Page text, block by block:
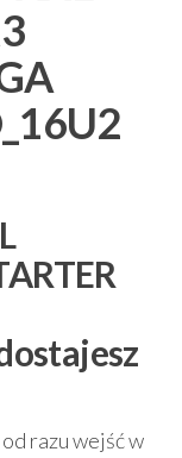
razu wejść w